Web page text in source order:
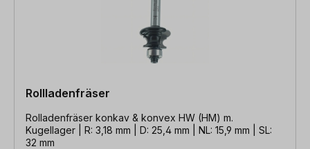
Rollladenfräser
Rolladenfräser konkav & konvex HW (HM) m.
Kugellager | R: 3,18 mm | D: 25,4 mm | NL: 15,9 mm | SL:
32 mm